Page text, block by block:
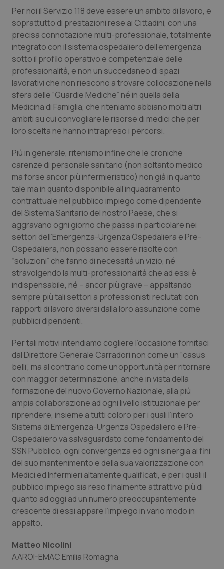
Per noi il Servizio 118 deve essere un ambito di lavoro, e
soprattutto di prestazioni rese ai Cittadini, con una
precisa connotazione multi-professionale, totalmente
integrato con il sistema ospedaliero dell’emergenza
sotto il profilo operativo e competenziale delle
professionalità, e non un succedaneo di spazi
lavorativi che non riescono a trovare collocazione nella
sfera delle “Guardie Mediche” né in quella della
Medicina di Famiglia, che riteniamo abbiano molti altri
ambiti su cui convogliare le risorse di medici che per
loro scelta ne hanno intrapreso i percorsi.
Più in generale, riteniamo infine che le croniche
carenze di personale sanitario (non soltanto medico
ma forse ancor più infermieristico) non già in quanto
tale ma in quanto disponibile all’inquadramento
contrattuale nel pubblico impiego come dipendente
del Sistema Sanitario del nostro Paese, che si
aggravano ogni giorno che passa in particolare nei
settori dell’Emergenza-Urgenza Ospedaliera e Pre-
Ospedaliera, non possano essere risolte con
“soluzioni” che fanno di necessità un vizio, né
stravolgendo la multi-professionalità che ad essi è
indispensabile, né – ancor più grave – appaltando
sempre più tali settori a professionisti reclutati con
rapporti di lavoro diversi dalla loro assunzione come
pubblici dipendenti.
Per tali motivi intendiamo cogliere l’occasione fornitaci
dal Direttore Generale Carradori non come un “casus
belli”, ma al contrario come un’opportunità per ritornare
con maggior determinazione, anche in vista della
formazione del nuovo Governo Nazionale, alla più
ampia collaborazione ad ogni livello istituzionale per
riprendere, insieme a tutti coloro per i quali l’intero
Sistema di Emergenza-Urgenza Ospedaliero e Pre-
Ospedaliero va salvaguardato come fondamento del
SSN Pubblico, ogni convergenza ed ogni sinergia ai fini
del suo mantenimento e della sua valorizzazione con
Medici ed Infermieri altamente qualificati, e per i quali il
pubblico impiego sia reso finalmente attrattivo più di
quanto ad oggi ad un numero preoccupantemente
crescente di essi appare l’impiego in vario modo in
appalto.
Matteo Nicolini
AAROI-EMAC Emilia Romagna
I cookie necessari contribuiscono a rendere fruibile il
sito web abilitandone funzionalità di base quali la
navigazione sulle pagine e l'accesso alle aree
protette del sito. Il sito web non è in grado di
funzionare correttamente senza questi cookie.
Nome
Fornitore /Dominio
VISITOR_PRIVACY_METADATA
YouTube
.youtube.com
CookieScriptConsent
CookieScript
www.quotidianosanita.it
tracking-enable
www.quotidianosanita.it
tracking-sites-ironfish-
session-id
www.quotidianosanita.it
_ga
Google LLC
.quotidianosanita.it